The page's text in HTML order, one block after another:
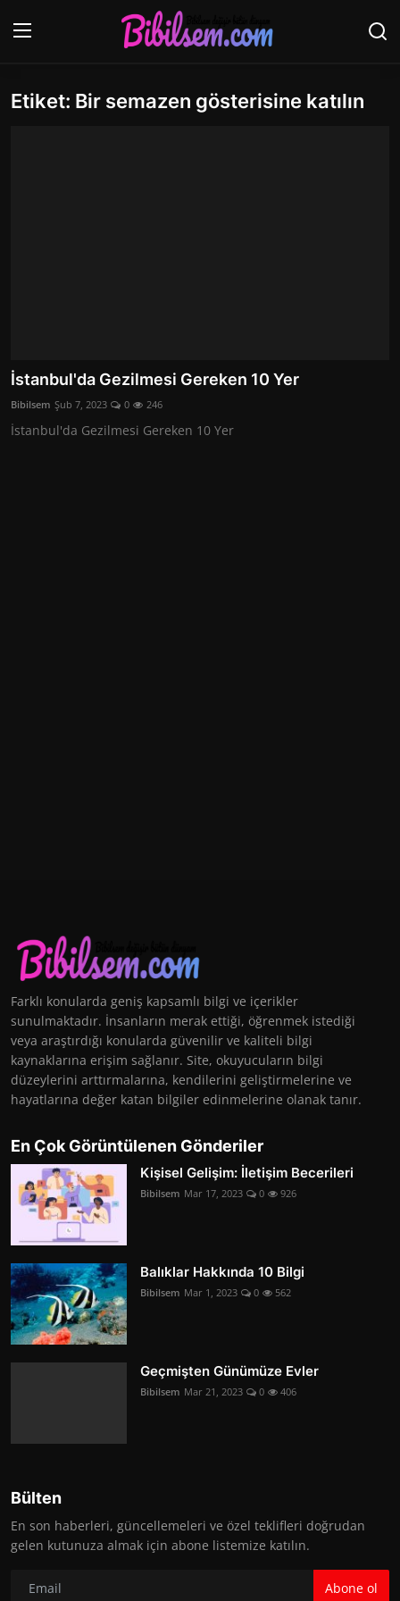
Giriş yap Kayıt ol
Hayvanlar Alemi
Seyahat
Etiket: Bir semazen gösterisine katılın
İstanbul'da Gezilmesi Gereken 10 Yer
Bibilsem Şub 7, 2023 0 246
İstanbul'da Gezilmesi Gereken 10 Yer
Farklı konularda geniş kapsamlı bilgi ve içerikler
sunulmaktadır. İnsanların merak ettiği, öğrenmek istediği
veya araştırdığı konularda güvenilir ve kaliteli bilgi
kaynaklarına erişim sağlanır. Site, okuyucuların bilgi
düzeylerini arttırmalarına, kendilerini geliştirmelerine ve
hayatlarına değer katan bilgiler edinmelerine olanak tanır.
En Çok Görüntülenen Gönderiler
Kişisel Gelişim: İletişim Becerileri
Bibilsem Mar 17, 2023 0 926
Balıklar Hakkında 10 Bilgi
Bibilsem Mar 1, 2023 0 562
Geçmişten Günümüze Evler
Bibilsem Mar 21, 2023 0 406
Bülten
En son haberleri, güncellemeleri ve özel teklifleri doğrudan
gelen kutunuza almak için abone listemize katılın.
Abone ol